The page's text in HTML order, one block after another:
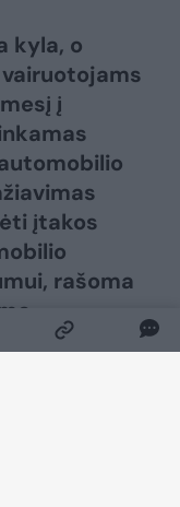
kyla, o
į
įtakos
rašoma